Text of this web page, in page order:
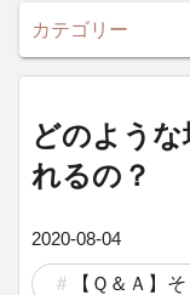
どのよう
れるの？
2020-08-04
【Ｑ＆Ａ】
カテゴリー